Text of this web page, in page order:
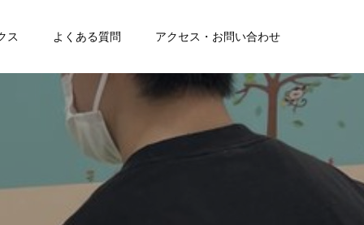
ス よくある質問 アクセス・お問い合わせ